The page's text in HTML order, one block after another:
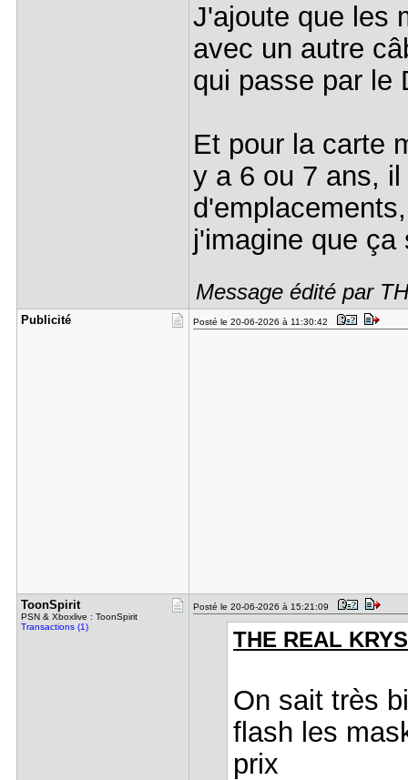
J'ajoute que les
avec un autre
qui passe par le
Et pour la carte
y a 6 ou 7 ans,
j'imagine que ça
Message édité par
Publicité Posté le 20-06-2026 à 11:30:42
ToonSpirit
PSN & Xboxlive : ToonSpirit
Transactions (1)
Posté le 20-06-2026 à 15:21:09
THE REAL
On sait très
flash les
prix